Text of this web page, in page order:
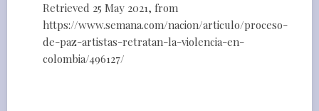
Retrieved 25 May 2021, from
https://www.semana.com/nacion/articulo/proceso-
de-paz-artistas-retratan-la-violencia-en-
colombia/496127/